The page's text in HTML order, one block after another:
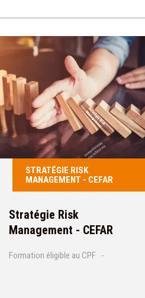
STRATÉGIE RISK
MANAGEMENT - CEFAR
Stratégie Risk
Management - CEFAR
Formation éligible au CPF -